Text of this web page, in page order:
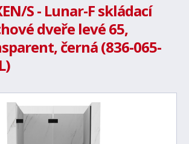
S - Lunar-F skládací
dveře levé 65,
černá (836-065-